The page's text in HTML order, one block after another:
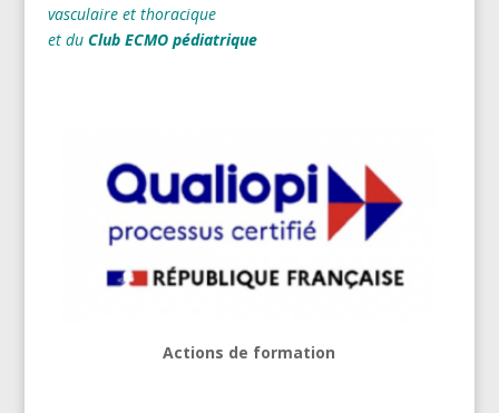
vasculaire et thoracique
et du Club ECMO pédiatrique
Actions de formation